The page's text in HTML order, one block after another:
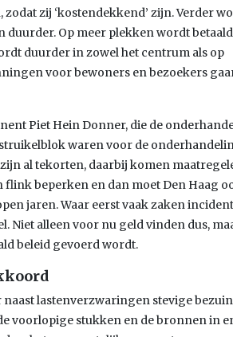
zij ‘kostendekkend’ zijn. Verder
duurder. Op meer plekken wordt
duurder in zowel het centrum als op
voor bewoners en bezoekers
Piet Hein Donner, die de
waren voor de
al tekorten, daarbij komen
beperken en dan moet Den Haag
jaren. Waar eerst vaak zaken
Niet alleen voor nu geld vinden dus,
beleid gevoerd wordt.
naast lastenverzwaringen stevige
voorlopige stukken en de bronnen in